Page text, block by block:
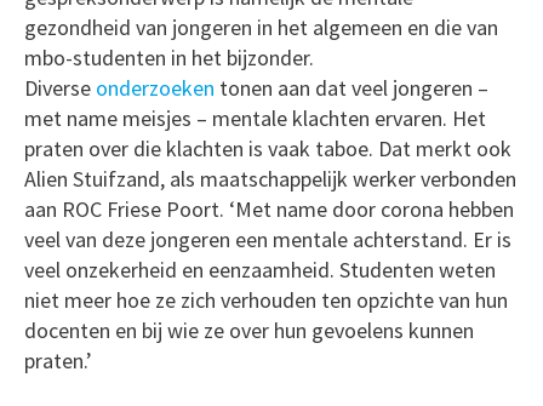
gezondheid van jongeren in het algemeen en die van
mbo-studenten in het bijzonder.
Diverse onderzoeken tonen aan dat veel jongeren –
met name meisjes – mentale klachten ervaren. Het
praten over die klachten is vaak taboe. Dat merkt ook
Alien Stuifzand, als maatschappelijk werker verbonden
aan ROC Friese Poort. ‘Met name door corona hebben
veel van deze jongeren een mentale achterstand. Er is
veel onzekerheid en eenzaamheid. Studenten weten
niet meer hoe ze zich verhouden ten opzichte van hun
docenten en bij wie ze over hun gevoelens kunnen
praten.’